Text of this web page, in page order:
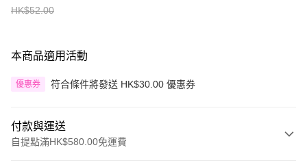
HK$52.00
本商品適用活動
優惠券 符合條件將發送 HK$30.00 優惠券
付款與運送
自提點滿HK$580.00免運費